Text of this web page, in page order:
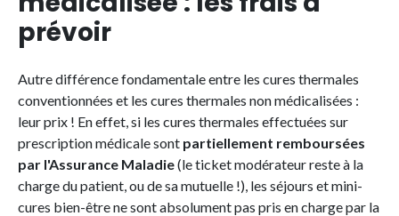
prévoir
Autre différence fondamentale entre les cures thermales
conventionnées et les cures thermales non médicalisées :
leur prix ! En effet, si les cures thermales effectuées sur
prescription médicale sont partiellement remboursées
par l'Assurance Maladie(le ticket modérateur reste à la
charge du patient, ou de sa mutuelle !), les séjours et mini-
cures bien-être ne sont absolument pas pris en charge par la